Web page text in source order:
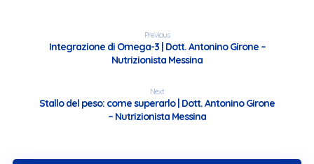
Previous
Integrazione di Omega-3 | Dott. Antonino Girone –
Nutrizionista Messina
Next
Stallo del peso: come superarlo | Dott. Antonino Girone
– Nutrizionista Messina